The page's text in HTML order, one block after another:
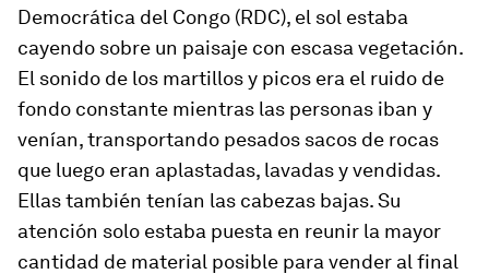
Democrática del Congo (RDC), el sol estaba
cayendo sobre un paisaje con escasa vegetación.
El sonido de los martillos y picos era el ruido de
fondo constante mientras las personas iban y
venían, transportando pesados ​​sacos de rocas
que luego eran aplastadas, lavadas y vendidas.
Ellas también tenían las cabezas bajas. Su
atención solo estaba puesta en reunir la mayor
cantidad de material posible para vender al final